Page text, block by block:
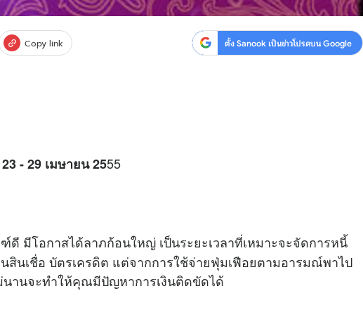
Copy link ตั้ง Sanook เป็นข่าวโปรดบน Google
- 29 เมษายน 2555
ดี มีโอกาสได้ลาภก้อนใหญ่ เป็นระยะเวลาที่เหมาะจะจัดการหนี้
สินเชื่อ บัตรเครดิต แต่จากการใช้จ่ายฟุ่มเฟือยตามอารมณ์พาไป
านจะทำให้คุณมีปัญหาการเงินติดขัดได้